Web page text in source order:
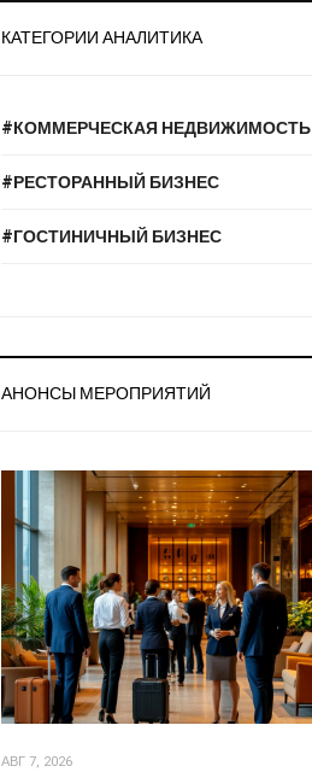
КАТЕГОРИИ АНАЛИТИКА
#КОММЕРЧЕСКАЯ НЕДВИЖИМОСТЬ
#РЕСТОРАННЫЙ БИЗНЕС
#ГОСТИНИЧНЫЙ БИЗНЕС
АНОНСЫ МЕРОПРИЯТИЙ
АВГ 7, 2026